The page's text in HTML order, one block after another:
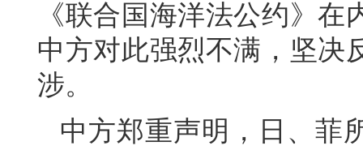
《联合国海洋法公约》
中方对此强烈不满，坚决
涉。
中方郑重声明，日、菲